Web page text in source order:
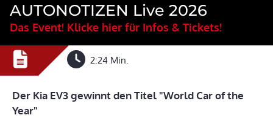
AUTONOTIZEN Live 2026
Das Event! Klicke hier für Infos & Tickets!
2:24 Min.
Der Kia EV3 gewinnt den Titel "World Car of the
Year"